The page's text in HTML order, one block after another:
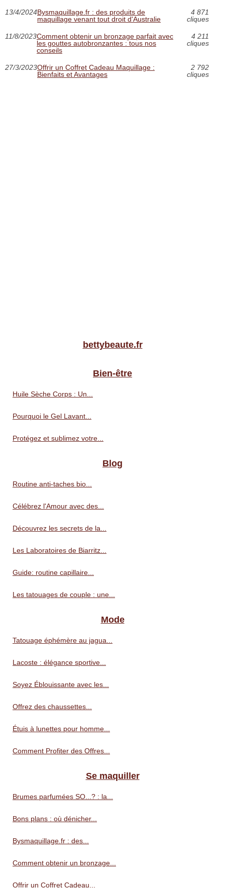
13/4/2024Bysmaquillage.fr : des produits de
maquillage venant tout droit d'Australie
4 871
cliques
11/8/2023Comment obtenir un bronzage parfait avec
les gouttes autobronzantes : tous nos
conseils
4 211
cliques
27/3/2023Offrir un Coffret Cadeau Maquillage :
Bienfaits et Avantages
2 792
cliques
bettybeaute.fr
Bien-être
Huile Sèche Corps : Un...
Pourquoi le Gel Lavant...
Protégez et sublimez votre...
Blog
Routine anti‑taches bio...
Célébrez l'Amour avec des...
Découvrez les secrets de la...
Les Laboratoires de Biarritz...
Guide: routine capillaire...
Les tatouages de couple : une...
Mode
Tatouage éphémère au jagua...
Lacoste : élégance sportive...
Soyez Éblouissante avec les...
Offrez des chaussettes...
Étuis à lunettes pour homme...
Comment Profiter des Offres...
Se maquiller
Brumes parfumées SO...? : la...
Bons plans : où dénicher...
Bysmaquillage.fr : des...
Comment obtenir un bronzage...
Offrir un Coffret Cadeau...